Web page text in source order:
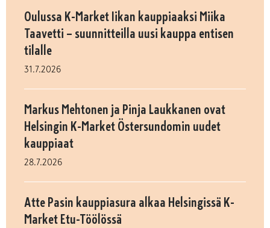
Oulussa K-Market Iikan kauppiaaksi Miika
Taavetti – suunnitteilla uusi kauppa entisen
tilalle
31.7.2026
Markus Mehtonen ja Pinja Laukkanen ovat
Helsingin K-Market Östersundomin uudet
kauppiaat
28.7.2026
Atte Pasin kauppiasura alkaa Helsingissä K-
Market Etu-Töölössä